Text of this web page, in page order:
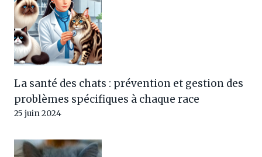
La santé des chats : prévention et gestion des
problèmes spécifiques à chaque race
25 juin 2024